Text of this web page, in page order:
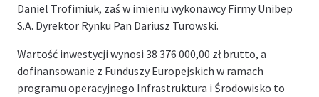
Daniel Trofimiuk, zaś w imieniu wykonawcy Firmy Unibep
S.A. Dyrektor Rynku Pan Dariusz Turowski.
Wartość inwestycji wynosi 38 376 000,00 zł brutto, a
dofinansowanie z Funduszy Europejskich w ramach
programu operacyjnego Infrastruktura i Środowisko to